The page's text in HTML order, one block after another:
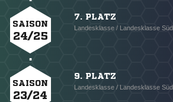
SAISON
24/25
7. PLATZ
Landesklasse / Landesklasse Süd
SAISON
23/24
9. PLATZ
Landesklasse / Landesklasse Süd